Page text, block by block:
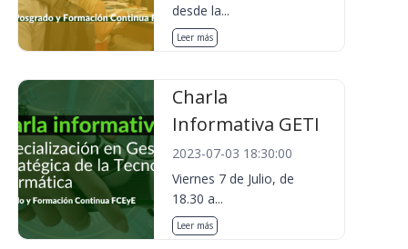
desde la...
Leer más
Charla
Informativa GETI
2023-07-03 18:30:00
Viernes 7 de Julio, de
18.30 a...
Leer más